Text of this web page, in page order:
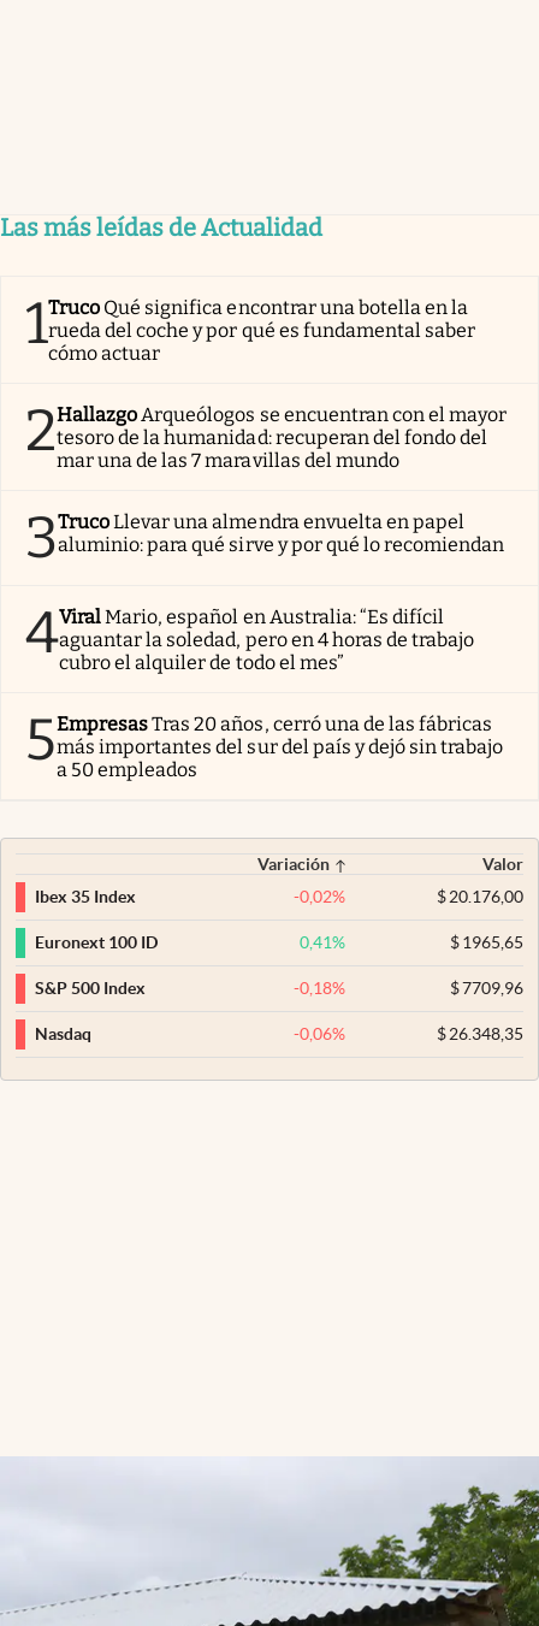
Las más leídas de Actualidad
1Truco Qué significa encontrar una botella en la
rueda del coche y por qué es fundamental saber
cómo actuar
2Hallazgo Arqueólogos se encuentran con el mayor
tesoro de la humanidad: recuperan del fondo del
mar una de las 7 maravillas del mundo
3TrucoLlevar una almendra envuelta en papel
aluminio: para qué sirve y por qué lo recomiendan
4ViralMario, español en Australia: “Es difícil
aguantar la soledad, pero en 4 horas de trabajo
cubro el alquiler de todo el mes”
5EmpresasTras 20 años, cerró una de las fábricas
más importantes del sur del país y dejó sin trabajo
a 50 empleados
Variación
Valor
Ibex 35 Index
-0,02% $20.176,00
Euronext 100 ID 0,41% $1965,65
S&P 500 Index -0,18% $7709,96
Nasdaq -0,06% $26.348,35